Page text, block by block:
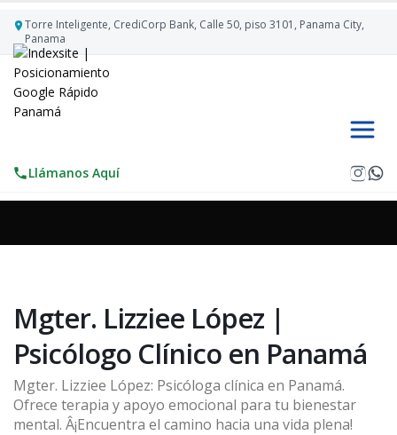
Torre Inteligente, CrediCorp Bank, Calle 50, piso 3101, Panama City,
Panama
Llámanos Aquí
Mgter. Lizziee López |
Psicólogo Clí­nico en Panamá
Mgter. Lizziee López: Psicóloga clí­nica en Panamá.
Ofrece terapia y apoyo emocional para tu bienestar
mental. Â¡Encuentra el camino hacia una vida plena!